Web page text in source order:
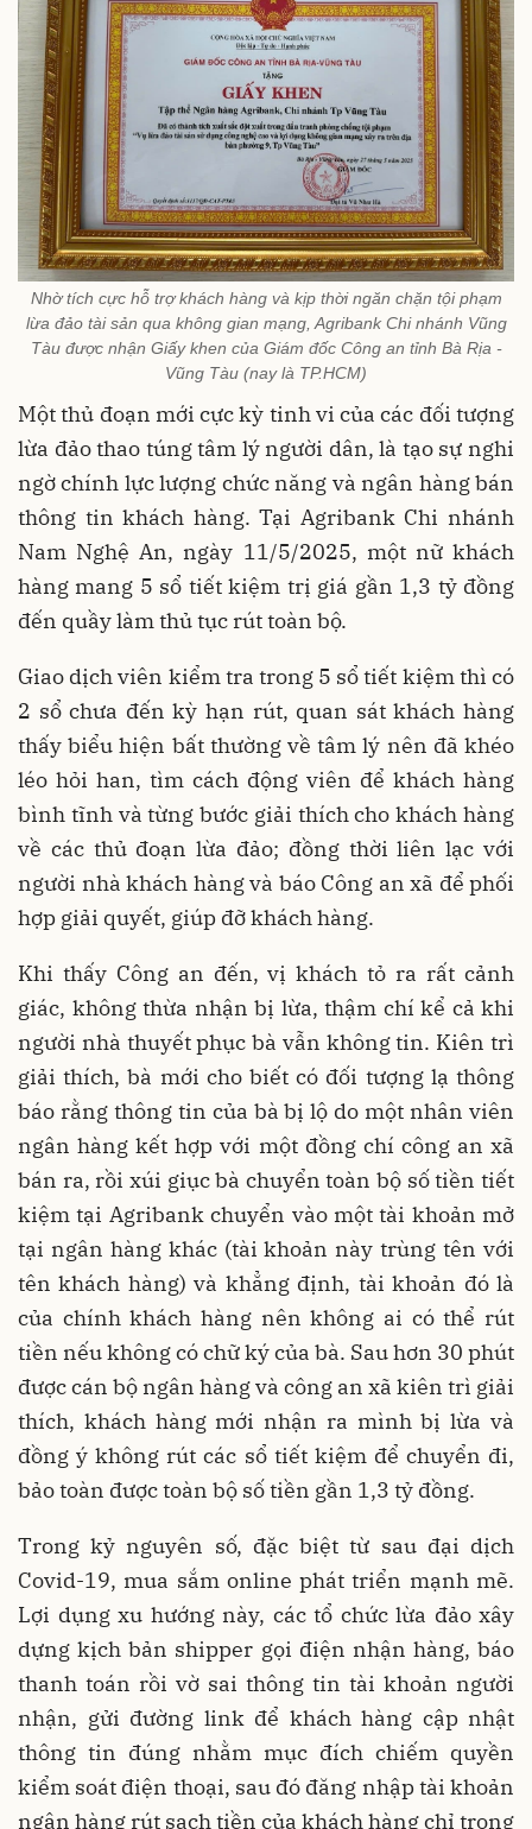
Nhờ tích cực hỗ trợ khách hàng và kịp thời ngăn chặn tội phạm
lừa đảo tài sản qua không gian mạng, Agribank Chi nhánh Vũng
Tàu được nhận Giấy khen của Giám đốc Công an tỉnh Bà Rịa -
Vũng Tàu (nay là TP.HCM)
Một thủ đoạn mới cực kỳ tinh vi của các đối tượng
lừa đảo thao túng tâm lý người dân, là tạo sự nghi
ngờ chính lực lượng chức năng và ngân hàng bán
thông tin khách hàng. Tại Agribank Chi nhánh
Nam Nghệ An, ngày 11/5/2025, một nữ khách
hàng mang 5 sổ tiết kiệm trị giá gần 1,3 tỷ đồng
đến quầy làm thủ tục rút toàn bộ.
Giao dịch viên kiểm tra trong 5 sổ tiết kiệm thì có
2 sổ chưa đến kỳ hạn rút, quan sát khách hàng
thấy biểu hiện bất thường về tâm lý nên đã khéo
léo hỏi han, tìm cách động viên để khách hàng
bình tĩnh và từng bước giải thích cho khách hàng
về các thủ đoạn lừa đảo; đồng thời liên lạc với
người nhà khách hàng và báo Công an xã để phối
hợp giải quyết, giúp đỡ khách hàng.
Khi thấy Công an đến, vị khách tỏ ra rất cảnh
giác, không thừa nhận bị lừa, thậm chí kể cả khi
người nhà thuyết phục bà vẫn không tin. Kiên trì
giải thích, bà mới cho biết có đối tượng lạ thông
báo rằng thông tin của bà bị lộ do một nhân viên
ngân hàng kết hợp với một đồng chí công an xã
bán ra, rồi xúi giục bà chuyển toàn bộ số tiền tiết
kiệm tại Agribank chuyển vào một tài khoản mở
tại ngân hàng khác (tài khoản này trùng tên với
tên khách hàng) và khẳng định, tài khoản đó là
của chính khách hàng nên không ai có thể rút
tiền nếu không có chữ ký của bà. Sau hơn 30 phút
được cán bộ ngân hàng và công an xã kiên trì giải
thích, khách hàng mới nhận ra mình bị lừa và
đồng ý không rút các sổ tiết kiệm để chuyển đi,
bảo toàn được toàn bộ số tiền gần 1,3 tỷ đồng.
Trong kỷ nguyên số, đặc biệt từ sau đại dịch
Covid-19, mua sắm online phát triển mạnh mẽ.
Lợi dụng xu hướng này, các tổ chức lừa đảo xây
dựng kịch bản shipper gọi điện nhận hàng, báo
thanh toán rồi vờ sai thông tin tài khoản người
nhận, gửi đường link để khách hàng cập nhật
thông tin đúng nhằm mục đích chiếm quyền
kiểm soát điện thoại, sau đó đăng nhập tài khoản
ngân hàng rút sạch tiền của khách hàng chỉ trong